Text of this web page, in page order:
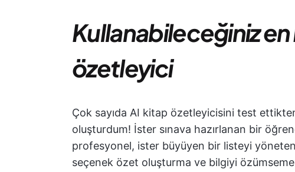
Kullanabileceğiniz en
özetleyici
Çok sayıda AI kitap özetleyicisini test
oluşturdum! İster sınava hazırlanan bir
profesyonel, ister büyüyen bir listeyi
seçenek özet oluşturma ve bilgiyi